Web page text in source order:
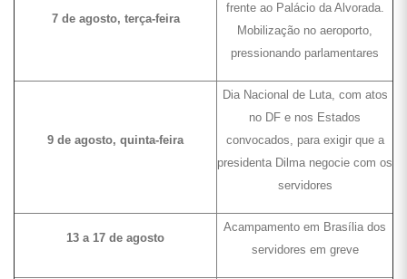
7 de agosto, terça-feira
frente ao Palácio da Alvorada.
Mobilização no aeroporto,
pressionando parlamentares
9 de agosto, quinta-feira
Dia Nacional de Luta, com atos
no DF e nos Estados
convocados, para exigir que a
presidenta Dilma negocie com os
servidores
13 a 17 de agosto
Acampamento em Brasília dos
servidores em greve